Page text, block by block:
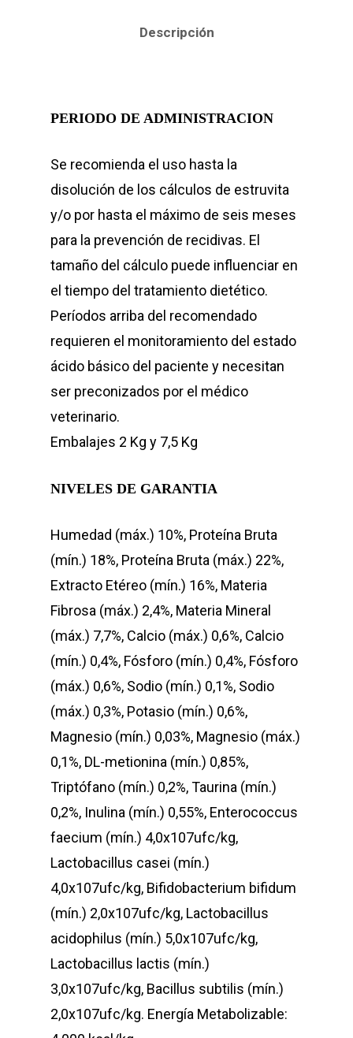
Descripción
PERIODO DE ADMINISTRACION
Se recomienda el uso hasta la
disolución de los cálculos de estruvita
y/o por hasta el máximo de seis meses
para la prevención de recidivas. El
tamaño del cálculo puede influenciar en
el tiempo del tratamiento dietético.
Períodos arriba del recomendado
requieren el monitoramiento del estado
ácido básico del paciente y necesitan
ser preconizados por el médico
veterinario.
Embalajes 2 Kg y 7,5 Kg
NIVELES DE GARANTIA
Humedad (máx.) 10%, Proteína Bruta
(mín.) 18%, Proteína Bruta (máx.) 22%,
Extracto Etéreo (mín.) 16%, Materia
Fibrosa (máx.) 2,4%, Materia Mineral
(máx.) 7,7%, Calcio (máx.) 0,6%, Calcio
(mín.) 0,4%, Fósforo (mín.) 0,4%, Fósforo
(máx.) 0,6%, Sodio (mín.) 0,1%, Sodio
(máx.) 0,3%, Potasio (mín.) 0,6%,
Magnesio (mín.) 0,03%, Magnesio (máx.)
0,1%, DL-metionina (mín.) 0,85%,
Triptófano (mín.) 0,2%, Taurina (mín.)
0,2%, Inulina (mín.) 0,55%, Enterococcus
faecium (mín.) 4,0x107ufc/kg,
Lactobacillus casei (mín.)
4,0x107ufc/kg, Bifidobacterium bifidum
(mín.) 2,0x107ufc/kg, Lactobacillus
acidophilus (mín.) 5,0x107ufc/kg,
Lactobacillus lactis (mín.)
3,0x107ufc/kg, Bacillus subtilis (mín.)
2,0x107ufc/kg. Energía Metabolizable: